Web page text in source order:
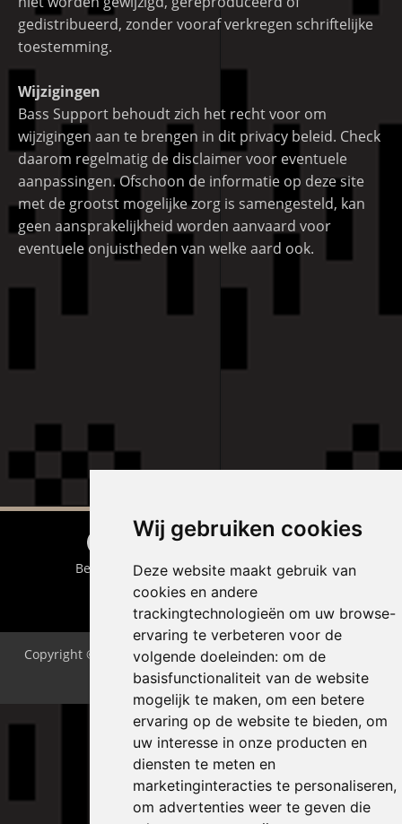
Wij gebruiken cookies
Deze website maakt gebruik van
cookies en andere
trackingtechnologieën om uw browse-
ervaring te verbeteren voor de
volgende doeleinden: om de
basisfunctionaliteit van de website
mogelijk te maken, om een betere
ervaring op de website te bieden, om
uw interesse in onze producten en
diensten te meten en
marketinginteracties te personaliseren,
om advertenties weer te geven die
gedistribueerd, zonder vooraf verkregen schriftelijke
toestemming.
Wijzigingen
Bass Support behoudt zich het recht voor om
wijzigingen aan te brengen in dit privacy beleid. Check
daarom regelmatig de disclaimer voor eventuele
aanpassingen. Ofschoon de informatie op deze site
met de grootst mogelijke zorg is samengesteld, kan
geen aansprakelijkheid worden aanvaard voor
eventuele onjuistheden van welke aard ook.
Bel Bass
Copyright © 2026 |Endless CMSVersie 4.22 | Privacy
Wijzig cookies voorkeuren